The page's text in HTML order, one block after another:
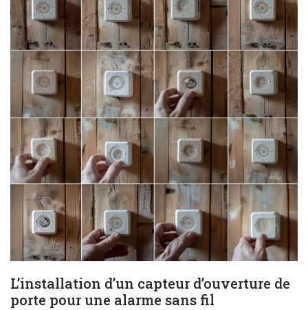
L’installation d’un capteur d’ouverture de
porte pour une alarme sans fil